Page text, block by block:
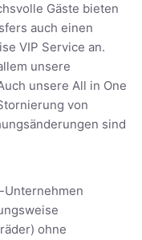
Gäste bieten
auch einen
VIP Service an.
unsere
unsere All in One
von
sind
Unternehmen
ohne